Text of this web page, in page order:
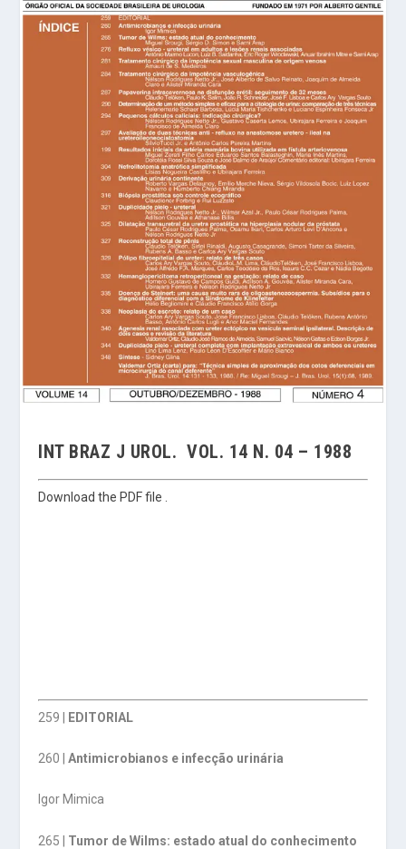
INT BRAZ J UROL. VOL. 14 N. 04 – 1988
Download the PDF file .
259 | EDITORIAL
260 |Antimicrobianos e infecção urinária
Igor Mimica
265 | Tumor de Wilms: estado atual do conhecimento